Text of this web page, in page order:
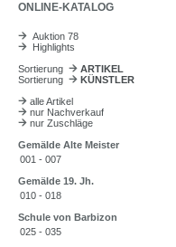
ONLINE-KATALOG
Auktion 78
Highlights
Sortierung
ARTIKEL
Sortierung
KÜNSTLER
alle Artikel
nur Nachverkauf
nur Zuschläge
Gemälde Alte Meister
001 - 007
Gemälde 19. Jh.
010 - 018
Schule von Barbizon
025 - 035